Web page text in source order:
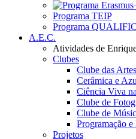
Programa TEIP
Programa
A.E.C.
Atividades de
Clubes
Clube das Artes
Cerâmica e
Ciência Viva
Clube de
Clube de
Programação
Projetos